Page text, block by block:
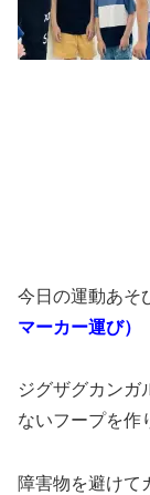
今日の運動あ
マーカー運び）
ジグザグカンガ
ないフープを作
障害物を避けて